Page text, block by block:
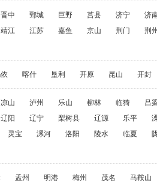
晋中 鄄城 巨野 莒县 济宁 济
靖江 江苏 嘉鱼 京山 荆门 荆州
喀什 垦利 开原 昆山 开封
凉山 泸州 乐山 柳林 临猗 吕
辽阳 辽宁 梨树县 辽源 乐平
灵宝 漯河 洛阳 陵水 临夏
孟州 明港 梅州 茂名 马鞍山